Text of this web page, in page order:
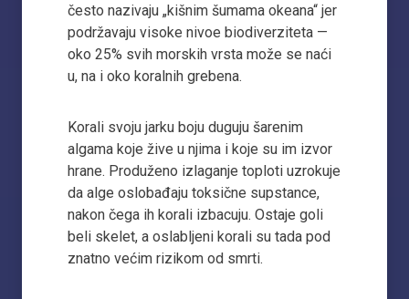
često nazivaju „kišnim šumama okeana“ jer
podržavaju visoke nivoe biodiverziteta —
oko 25% svih morskih vrsta može se naći
u, na i oko koralnih grebena.
Korali svoju jarku boju duguju šarenim
algama koje žive u njima i koje su im izvor
hrane. Produženo izlaganje toploti uzrokuje
da alge oslobađaju toksične supstance,
nakon čega ih korali izbacuju. Ostaje goli
beli skelet, a oslabljeni korali su tada pod
znatno većim rizikom od smrti.